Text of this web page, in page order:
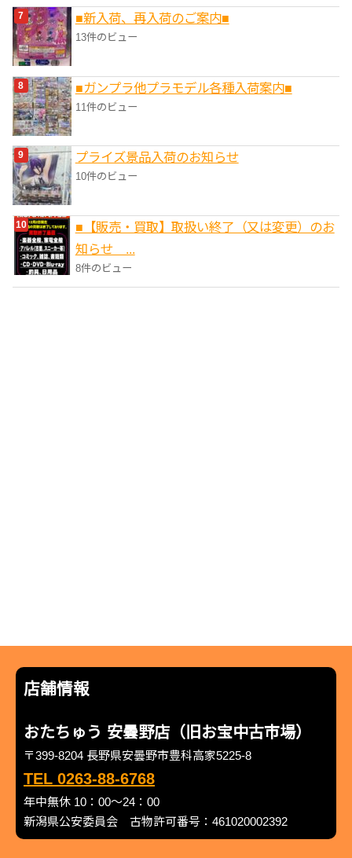
■新入荷、再入荷のご案内■
13件のビュー
■ガンプラ他プラモデル各種入荷案内■
11件のビュー
プライズ景品入荷のお知らせ
10件のビュー
■【販売・買取】取扱い終了（又は変更）のお
知らせ ...
8件のビュー
店舗情報
おたちゅう 安曇野店（旧お宝中古市場）
〒399-8204 長野県安曇野市豊科高家5225-8
TEL 0263-88-6768
年中無休 10：00～24：00
新潟県公安委員会 古物許可番号：461020002392